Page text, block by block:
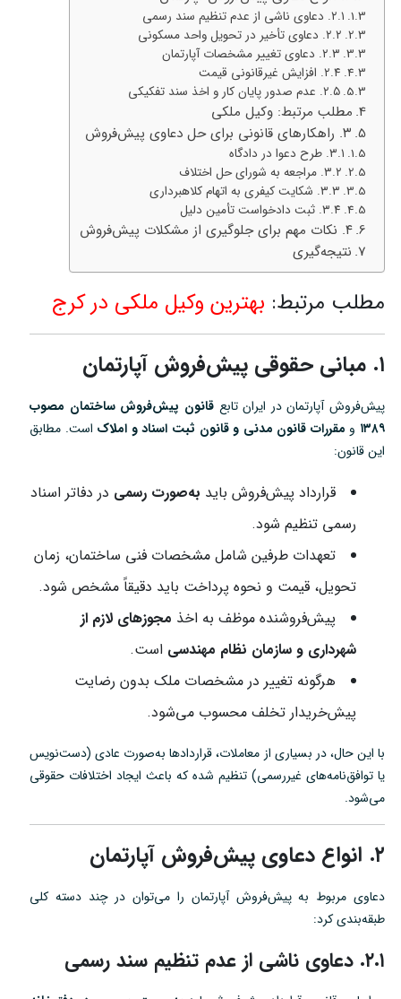
۲.۱. دعاوی ناشی از عدم تنظیم سند رسمی
۲.۲. دعاوی تأخیر در تحویل واحد مسکونی
۲.۳. دعاوی تغییر مشخصات آپارتمان
۲.۴. افزایش غیرقانونی قیمت
۲.۵. عدم صدور پایان کار و اخذ سند تفکیکی
مطلب مرتبط: وکیل ملکی
۳. راهکارهای قانونی برای حل دعاوی پیش‌فروش
۳.۱. طرح دعوا در دادگاه
۳.۲. مراجعه به شورای حل اختلاف
۳.۳. شکایت کیفری به اتهام کلاهبرداری
۳.۴. ثبت دادخواست تأمین دلیل
۴. نکات مهم برای جلوگیری از مشکلات پیش‌فروش
نتیجه‌گیری
مطلب مرتبط: بهترین وکیل ملکی در کرج
۱. مبانی حقوقی پیش‌فروش آپارتمان
پیش‌فروش آپارتمان در ایران تابعقانون پیش‌فروش ساختمان مصوب
۱۳۸۹ و مقررات قانون مدنی و قانون ثبت اسناد و املاک است. مطابق
این قانون:
قرارداد پیش‌فروش باید به‌صورت رسمی در دفاتر اسناد
رسمی تنظیم شود.
تعهدات طرفین شامل مشخصات فنی ساختمان، زمان
تحویل، قیمت و نحوه پرداخت باید دقیقاً مشخص شود.
پیش‌فروشنده موظف به اخذ مجوزهای لازم از
شهرداری و سازمان نظام مهندسی است.
هرگونه تغییر در مشخصات ملک بدون رضایت
پیش‌خریدار تخلف محسوب می‌شود.
با این حال، در بسیاری از معاملات، قراردادها به‌صورت عادی (دست‌نویس
یا توافق‌نامه‌های غیررسمی) تنظیم شده که باعث ایجاد اختلافات حقوقی
می‌شود.
۲. انواع دعاوی پیش‌فروش آپارتمان
دعاوی مربوط به پیش‌فروش آپارتمان را می‌توان در چند دسته کلی
طبقه‌بندی کرد:
۲.۱. دعاوی ناشی از عدم تنظیم سند رسمی